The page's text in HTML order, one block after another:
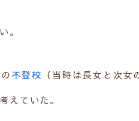
。
不登校 （当時は長女と次女
えていた。